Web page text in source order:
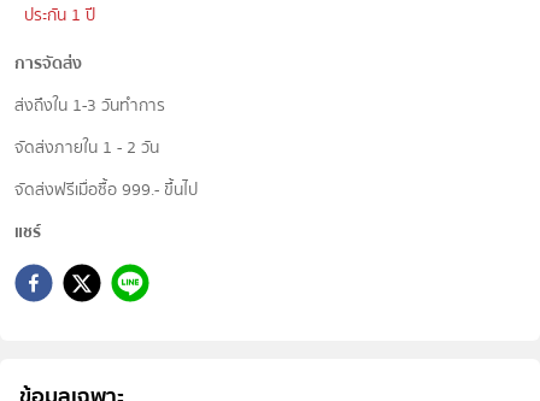
ประกัน 1 ปี
การจัดส่ง
ส่งถึงใน 1-3 วันทำการ
จัดส่งภายใน 1 - 2 วัน
จัดส่งฟรีเมื่อซื้อ 999.- ขึ้นไป
แชร์